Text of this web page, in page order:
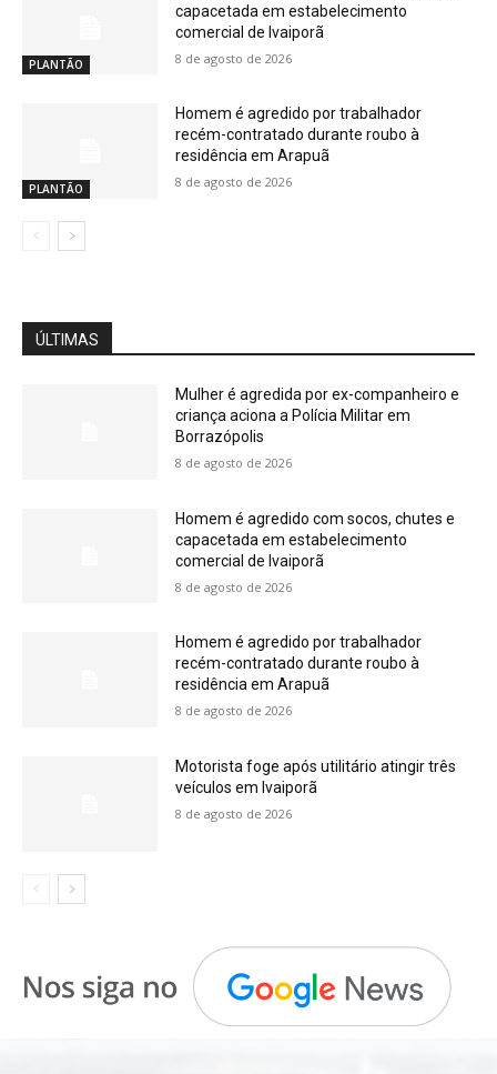
PLANTÃO
capacetada em estabelecimento
comercial de Ivaiporã
8 de agosto de 2026
PLANTÃO
Homem é agredido por trabalhador
recém-contratado durante roubo à
residência em Arapuã
8 de agosto de 2026
ÚLTIMAS
Mulher é agredida por ex-companheiro e
criança aciona a Polícia Militar em
Borrazópolis
8 de agosto de 2026
Homem é agredido com socos, chutes e
capacetada em estabelecimento
comercial de Ivaiporã
8 de agosto de 2026
Homem é agredido por trabalhador
recém-contratado durante roubo à
residência em Arapuã
8 de agosto de 2026
Motorista foge após utilitário atingir três
veículos em Ivaiporã
8 de agosto de 2026